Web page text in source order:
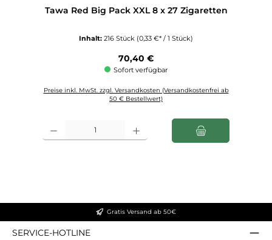
Tawa Red Big Pack XXL 8 x 27 Zigaretten
Inhalt: 216 Stück (0,33 €* / 1 Stück)
Regulärer Preis:
70,40 €
Sofort verfügbar
Preise inkl. MwSt. zzgl. Versandkosten (Versandkostenfrei ab
50 € Bestellwert)
Produkt Anzahl: Gib den gewünschten Wert ein oder benutze die
Gratis Versand ab 50€
SERVICE-HOTLINE